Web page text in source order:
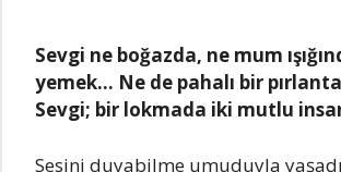
Sevgi ne boğazda, ne mum
yemek… Ne de pahalı bir
Sevgi; bir lokmada iki mutlu
Sesini duyabilme umuduyla